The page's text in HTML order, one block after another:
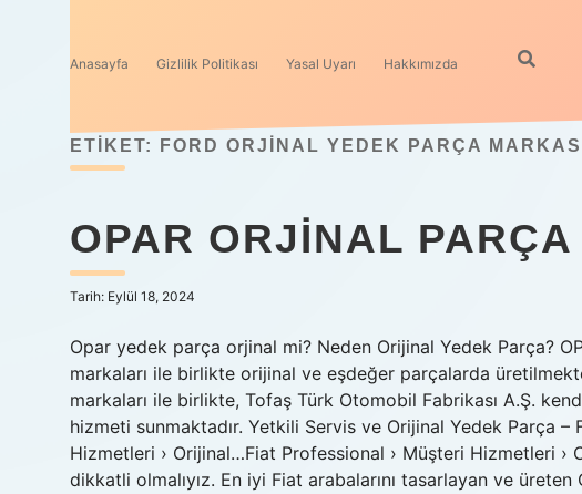
Anasayfa Gizlilik Politikası Yasal Uyarı Hakkımızda
ETIKET: FORD ORJINAL YEDEK PARÇA
OPAR ORJINAL
Tarih: Eylül 18, 2024
Opar yedek parça orjinal mi? Neden Orijinal Yedek Parça?
markaları ile birlikte orijinal ve eşdeğer parçalarda
markaları ile birlikte, Tofaş Türk Otomobil Fabrikası A.Ş.
hizmeti sunmaktadır. Yetkili Servis ve Orijinal Yedek Parça
Hizmetleri › Orijinal…Fiat Professional › Müşteri Hizmetleri ›
dikkatli olmalıyız. En iyi Fiat arabalarını tasarlayan ve